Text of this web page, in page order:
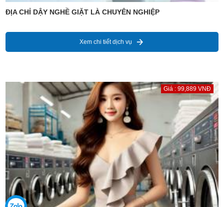
ĐỊA CHỈ DẬY NGHỀ GIẶT LÀ CHUYÊN NGHIỆP
Xem chi tiết dịch vụ
Giá : 99,889 VNĐ